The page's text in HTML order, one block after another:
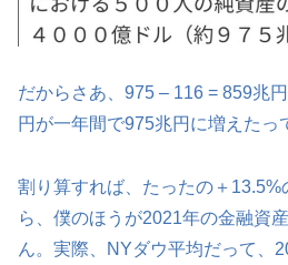
だからさあ、975 – 116 = 859兆
円が一年間で975兆円に増えたっ
割り算すれば、たったの＋13.5%
ら、僕のほうが2021年の金融資
ん。実際、NYダウ平均だって、